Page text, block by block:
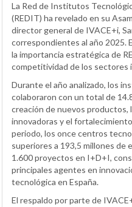
La Red de Institutos
(REDIT) ha revelado en su
director general de IVACE+i,
correspondientes al año 2025.
la importancia estratégica de
competitividad de los sectores
Durante el año analizado, los
colaboraron con un total de
creación de nuevos productos,
innovadoras y el
periodo, los once centros
superiores a 193,5 millones de
1.600 proyectos en I+D+I,
principales agentes en
tecnológica en España.
El respaldo por parte de